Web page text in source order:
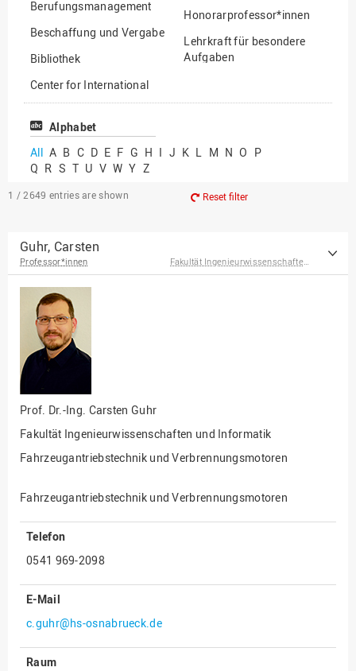
Berufungsmanagement
Beschaffung und Vergabe
Bibliothek
Center for International
Mobility
Center for International
Chancengerechtigkeit
eLearning Competence
EU-Büro
Fakultät
Agrarwissenschaften und
Landschaftsarchitektur
Fakultät
Ingenieurwissenschaften
und Informatik
Kultur und Technik
Fakultät Wirtschafts- und
Sozialwissenschaften
Finanzen
Forschung, Kooperation,
Drittmittel
Gebäude und Technik
Gesellschaftliches
Gleichstellungsbüro
Hochschulleitung
Hochschulplanung/-
Honorarprofessor*innen
Lehrkraft für besondere
Aufgaben
Professor*innen im
Alphabet
All A B C D E F G H I J K L M N O P
Q R S T U V W Y Z
1 / 2649 entries are shown Reset filter
Guhr, Carsten
Professor*innen Fakultät Ingenieurwissenschaften und Informatik
Prof. Dr.-Ing. Carsten Guhr
Fakultät Ingenieurwissenschaften und Informatik
Fahrzeugantriebstechnik und Verbrennungsmotoren
Fahrzeugantriebstechnik und Verbrennungsmotoren
Telefon
0541 969-2098
E-Mail
c.guhr@hs-osnabrueck.de
Raum